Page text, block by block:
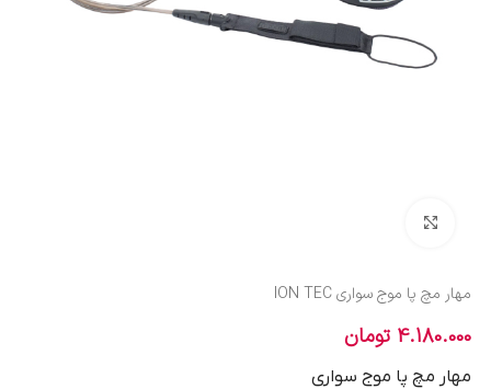
مهار مچ پا موج سواری ION TEC
4.180.000 تومان
مهار مچ پا موج سواری